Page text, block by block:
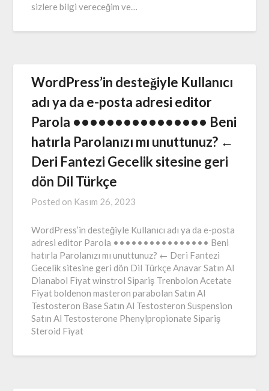
sizlere bilgi vereceğim ve…
WordPress’in desteğiyle Kullanıcı
adı ya da e-posta adresi editor
Parola •••••••••••••••• Beni
hatırla Parolanızı mı unuttunuz? ←
Deri Fantezi Gecelik sitesine geri
dön Dil Türkçe
Posted on Kasım 26, 2023
WordPress’in desteğiyle Kullanıcı adı ya da e-posta
adresi editor Parola •••••••••••••••• Beni
hatırla Parolanızı mı unuttunuz? ← Deri Fantezi
Gecelik sitesine geri dön Dil Türkçe Anavar Satın Al
Dianabol Fiyat winstrol Sipariş Trenbolon Acetate
Fiyat boldenon masteron parabolan Satın Al
Testosteron Base Satın Al Testosteron Suspension
Satın Al Testosterone Phenylpropionate Sipariş
Steroid Fiyat